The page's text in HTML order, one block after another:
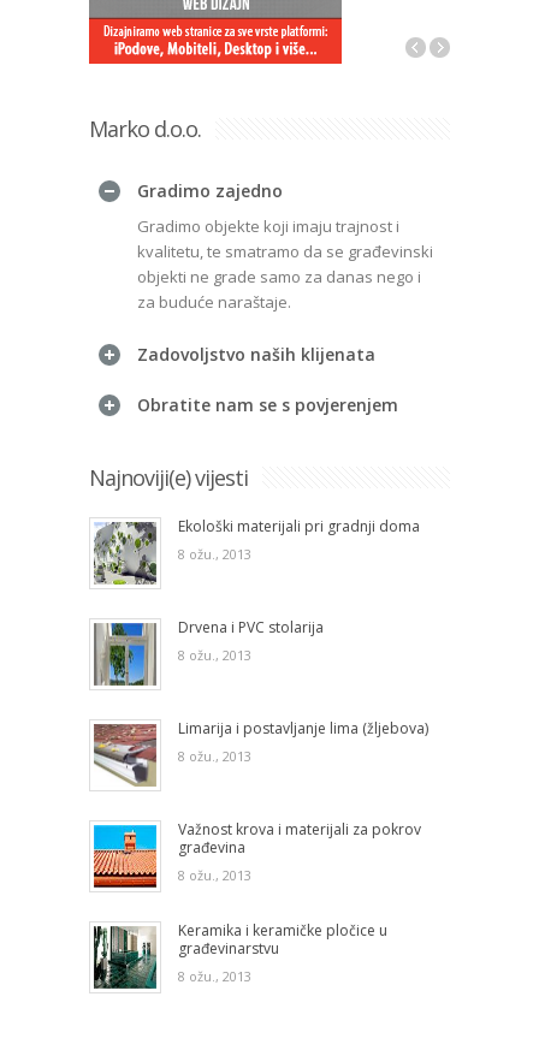
Marko d.o.o.
Gradimo zajedno
Gradimo objekte koji imaju trajnost i
kvalitetu, te smatramo da se građevinski
objekti ne grade samo za danas nego i
za buduće naraštaje.
Zadovoljstvo naših klijenata
Obratite nam se s povjerenjem
Najnoviji(e) vijesti
Ekološki materijali pri gradnji doma
8 ožu., 2013
Drvena i PVC stolarija
8 ožu., 2013
Limarija i postavljanje lima (žljebova)
8 ožu., 2013
Važnost krova i materijali za pokrov
građevina
8 ožu., 2013
Keramika i keramičke pločice u
građevinarstvu
8 ožu., 2013